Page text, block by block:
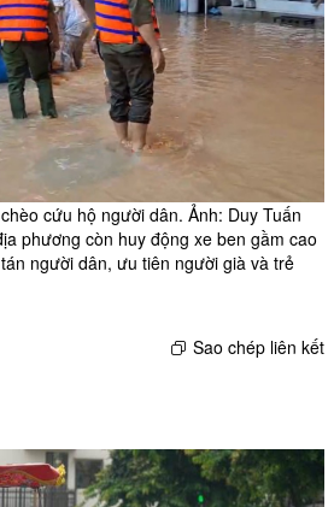
cứu hộ người dân. Ảnh: Duy Tuấn
phương còn huy động xe ben gầm cao
người dân, ưu tiên người già và trẻ
Sao chép liên kết